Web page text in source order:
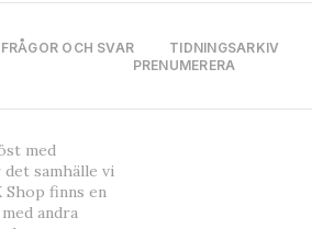
OCH SVAR TIDNINGSARKIV
PRENUMERERA
med
det samhälle vi
finns en
andra